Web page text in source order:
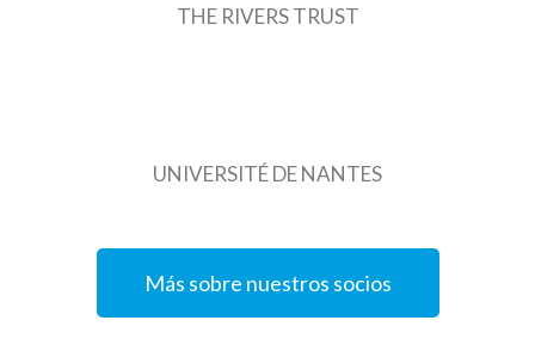
THE RIVERS TRUST
UNIVERSITÉ DE NANTES
Más sobre nuestros socios